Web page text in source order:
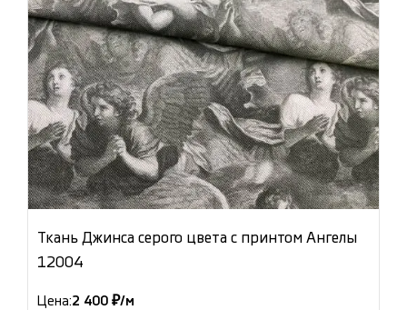
Ткань Джинса серого цвета с принтом Ангелы
12004
Цена:2 400 ₽/м